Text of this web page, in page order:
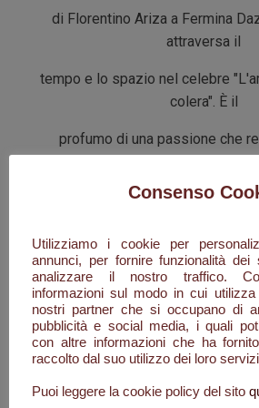
di Florentino Ariza a Fermina
attraversa il
tempo e lo spazio nel celebre
colera". È il
profumo di una passione che
amore che sopravvive alla
che, proprio come il tesoro
San José, trova la
sua forza nei ricordi e nel
nel tempo.
(Colombia), dove
Consenso
Utilizziamo i cookie per
annunci, per fornire funzionalità
analizzare il nostro traffico.
informazioni sul modo in cui
nostri partner che si occupano di
pubblicità e social media, i quali
con altre informazioni che ha
raccolto dal suo utilizzo dei loro
Puoi leggere la cookie policy del sito